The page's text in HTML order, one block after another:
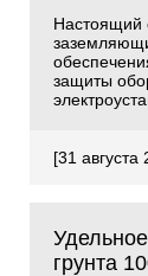
Настоящий
защиты
[31 августа
грунта